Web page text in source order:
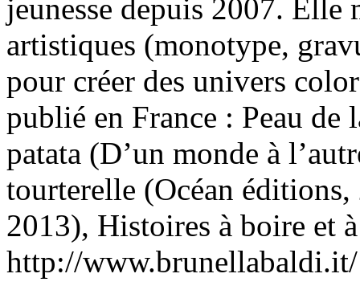
jeunesse depuis 2007. Elle
artistiques (monotype,
pour créer des univers
publié en France : Peau
patata (D’un monde à
tourterelle (Océan
2013), Histoires à boire et
http://www.brunellabaldi.it/